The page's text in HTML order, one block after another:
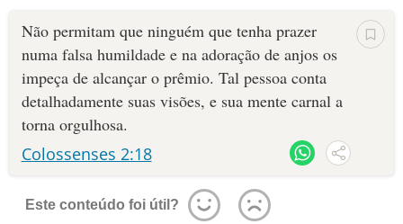
Não permitam que ninguém que tenha prazer
numa falsa humildade e na adoração de anjos os
impeça de alcançar o prêmio. Tal pessoa conta
detalhadamente suas visões, e sua mente carnal a
torna orgulhosa.
Colossenses 2:18
Este conteúdo foi útil?